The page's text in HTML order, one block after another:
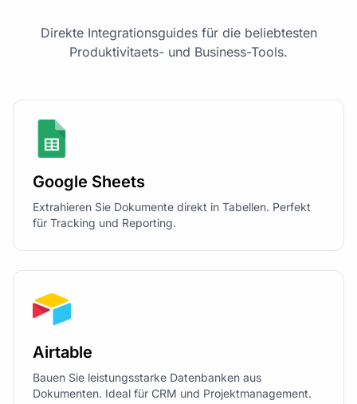
Direkte Integrationsguides für die beliebtesten
Produktivitaets- und Business-Tools.
Google Sheets
Extrahieren Sie Dokumente direkt in Tabellen. Perfekt
für Tracking und Reporting.
Airtable
Bauen Sie leistungsstarke Datenbanken aus
Dokumenten. Ideal für CRM und Projektmanagement.